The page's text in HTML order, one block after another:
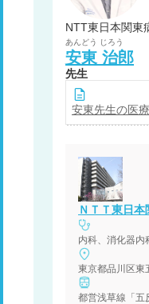
NTT東日本関東
あんどう じろう
安東 治郎
先生
安東先生の医
ＮＴＴ東日本
内科、消化器内
東京都品川区東
都営浅草線「五